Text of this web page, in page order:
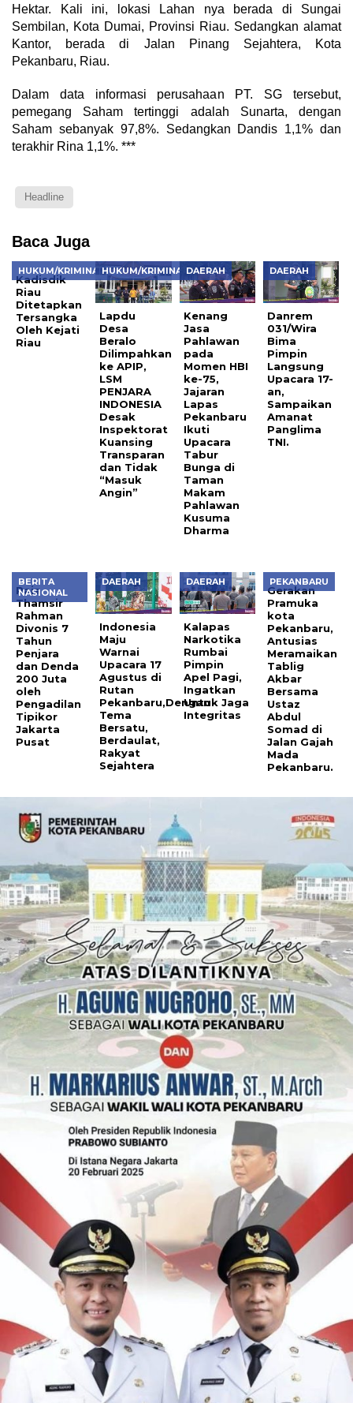
Hektar. Kali ini, lokasi Lahan nya berada di Sungai
Sembilan, Kota Dumai, Provinsi Riau. Sedangkan alamat
Kantor, berada di Jalan Pinang Sejahtera, Kota
Pekanbaru, Riau.
Dalam data informasi perusahaan PT. SG tersebut,
pemegang Saham tertinggi adalah Sunarta, dengan
Saham sebanyak 97,8%. Sedangkan Dandis 1,1% dan
terakhir Rina 1,1%. ***
Headline
Baca Juga
HUKUM/KRIMINAL
Kadisdik
Riau
Ditetapkan
Tersangka
Oleh Kejati
Riau
HUKUM/KRIMINAL
Lapdu
Desa
Beralo
Dilimpahkan
ke APIP,
LSM
PENJARA
INDONESIA
Desak
Inspektorat
Kuansing
Transparan
dan Tidak
“Masuk
Angin”
DAERAH
Kenang
Jasa
Pahlawan
pada
Momen HBI
ke-75,
Jajaran
Lapas
Pekanbaru
Ikuti
Upacara
Tabur
Bunga di
Taman
Makam
Pahlawan
Kusuma
Dharma
DAERAH
Danrem
031/Wira
Bima
Pimpin
Langsung
Upacara 17-
an,
Sampaikan
Amanat
Panglima
TNI.
BERITA
NASIONAL
Raja
Thamsir
Rahman
Divonis 7
Tahun
Penjara
dan Denda
200 Juta
oleh
Pengadilan
Tipikor
Jakarta
Pusat
DAERAH
Indonesia
Maju
Warnai
Upacara 17
Agustus di
Rutan
Pekanbaru,Dengan
Tema
Bersatu,
Berdaulat,
Rakyat
Sejahtera
DAERAH
Kalapas
Narkotika
Rumbai
Pimpin
Apel Pagi,
Ingatkan
Untuk Jaga
Integritas
PEKANBARU
Gerakan
Pramuka
kota
Pekanbaru,
Antusias
Meramaikan
Tablig
Akbar
Bersama
Ustaz
Abdul
Somad di
Jalan Gajah
Mada
Pekanbaru.